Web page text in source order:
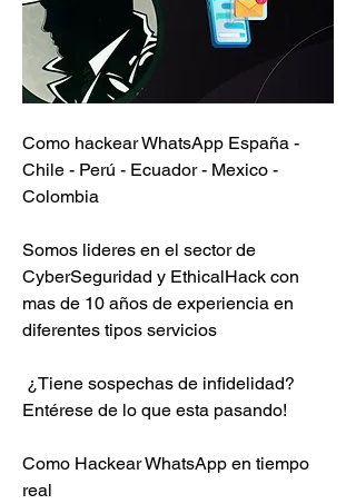
Como hackear WhatsApp España -
Chile - Perú - Ecuador - Mexico -
Colombia
Somos lideres en el sector de
CyberSeguridad y EthicalHack con
mas de 10 años de experiencia en
diferentes tipos servicios
Como Hackear WhatsApp en tiempo
real